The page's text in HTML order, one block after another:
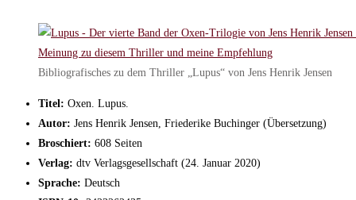
Bibliografisches zu dem Thriller „Lupus“ von Jens Henrik Jensen
Titel: Oxen. Lupus.
Autor: Jens Henrik Jensen, Friederike Buchinger (Übersetzung)
Broschiert: 608 Seiten
Verlag: dtv Verlagsgesellschaft (24. Januar 2020)
Sprache: Deutsch